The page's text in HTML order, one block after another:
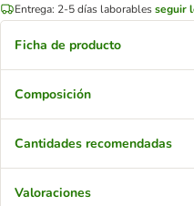
Entrega: 2-5 días laborablesseguir
Ficha de producto
Composición
Cantidades recomendadas
Valoraciones